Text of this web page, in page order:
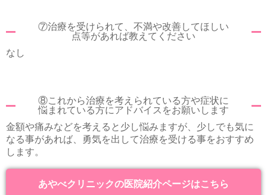
⑦治療を受けられて、不満や改善してほしい
点等があれば教えてください
なし
⑧これから治療を考えられている方や症状に
悩まれている方にアドバイスをお願いします
金額や痛みなどを考えると少し悩みますが、少しでも気に
なる事があれば、勇気を出して治療を受ける事をおすすめ
します。
あやべクリニックの医院紹介ページはこちら